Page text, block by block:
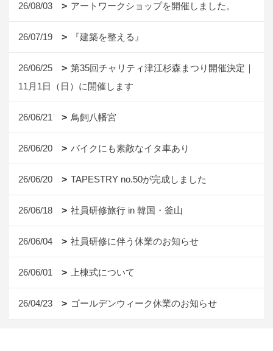
26/08/03 アートワークショップを開催しました。
26/07/19 『建築を整える』
26/06/25
第35回チャリティ津江杉森まつり開催決定｜
11月1日（日）に開催します
26/06/21 鳥飼八幡宮
26/06/20 バイクにも素敵なイタ車あり
26/06/20 TAPESTRY no.50が完成しました
26/06/18 社員研修旅行 in 韓国・釜山
26/06/04 社員研修に伴う休業のお知らせ
26/06/01 上棟式について
26/04/23 ゴールデンウィーク休業のお知らせ